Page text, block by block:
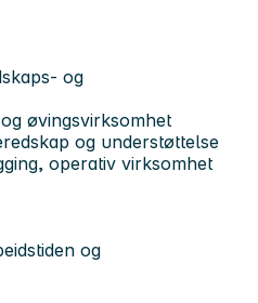
og
øvingsvirksomhet
og understøttelse
operativ virksomhet
og